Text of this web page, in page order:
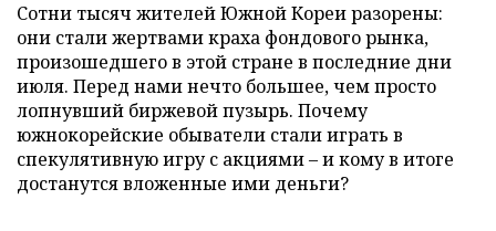
Сотни тысяч жителей Южной Кореи разорены:
они стали жертвами краха фондового рынка,
произошедшего в этой стране в последние дни
июля. Перед нами нечто большее, чем просто
лопнувший биржевой пузырь. Почему
южнокорейские обыватели стали играть в
спекулятивную игру с акциями – и кому в итоге
достанутся вложенные ими деньги?